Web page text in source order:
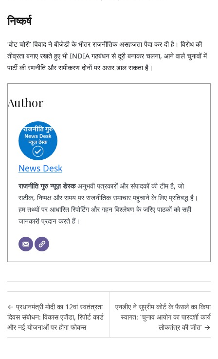
निष्कर्ष
‘वोट चोरी’ विवाद ने बीजेडी के भीतर राजनीतिक असहजता पैदा कर दी है। विरोध की
तीव्रता बनाए रखते हुए भी INDIA गठबंधन से दूरी बनाकर चलना, आने वाले चुनावों में
पार्टी की रणनीति और समीकरण दोनों पर असर डाल सकता है।
Author
News Desk
राजनीति गुरु न्यूज़ डेस्कअनुभवी पत्रकारों और संपादकों की टीम है, जो
सटीक, निष्पक्ष और समय पर राजनीतिक समाचार पहुंचाने के लिए प्रतिबद्ध है।
हम तथ्यों पर आधारित रिपोर्टिंग और गहन विश्लेषण के जरिए पाठकों को सही
जानकारी प्रदान करते हैं।
Post navigation
← प्रधानमंत्री मोदी का 12वां स्वतंत्रता
दिवस संबोधन: विकास एजेंडा, रिपोर्ट कार्ड
और नई योजनाओं पर होगा फोकस
एनडीए ने सुप्रीम कोर्ट के फैसले का किया
स्वागत: ‘चुनाव आयोग का पारदर्शी कार्य
लोकतंत्र की जीत’ →